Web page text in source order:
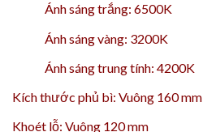
Ánh sáng trắng: 6500K
Ánh sáng vàng: 3200K
Ánh sáng trung tính: 4200K
Kích thước phủ bì: Vuông 160 mm
Khoét lỗ: Vuông 120 mm